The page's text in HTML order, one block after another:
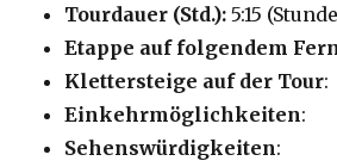
Tourdauer (Std.): 5:15
Etappe auf folgendem
Klettersteige auf der Tour:
Einkehrmöglichkeiten:
Sehenswürdigkeiten: